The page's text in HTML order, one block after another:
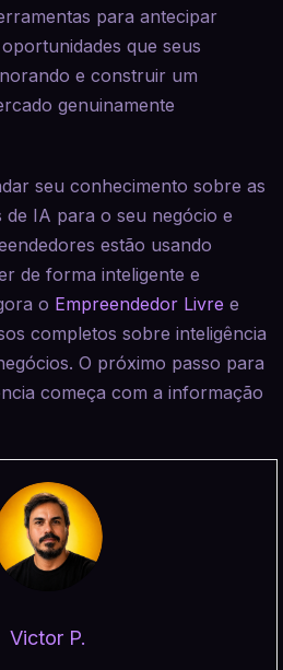
para antecipar
que seus
e construir um
genuinamente
seu conhecimento sobre as
IA para o seu negócio e
estão usando
de forma inteligente e
o Empreendedor Livre e
completos sobre inteligência
O próximo passo para
começa com a informação
Victor P.